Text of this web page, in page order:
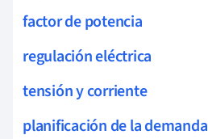
factor de potencia
regulación eléctrica
tensión y corriente
planificación de la demanda